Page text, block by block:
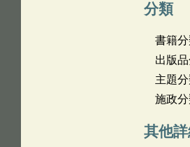
分類
書籍
出版
主題分
施政分
其他